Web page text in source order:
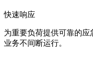
快速响应
为重要负荷提供可靠的
业务不间断运行。